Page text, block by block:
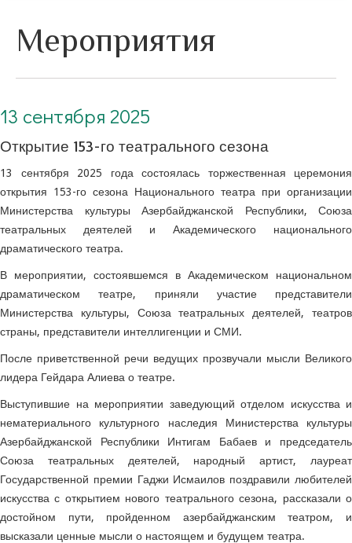
Мероприятия
13 сентября 2025
Открытие 153-го театрального сезона
13 сентября 2025 года состоялась торжественная церемония
открытия 153-го сезона Национального театра при организации
Министерства культуры Азербайджанской Республики, Союза
театральных деятелей и Академического национального
драматического театра.
В мероприятии, состоявшемся в Академическом национальном
драматическом театре, приняли участие представители
Министерства культуры, Союза театральных деятелей, театров
страны, представители интеллигенции и СМИ.
После приветственной речи ведущих прозвучали мысли Великого
лидера Гейдара Алиева о театре.
Выступившие на мероприятии заведующий отделом искусства и
нематериального культурного наследия Министерства культуры
Азербайджанской Республики Интигам Бабаев и председатель
Союза театральных деятелей, народный артист, лауреат
Государственной премии Гаджи Исмаилов поздравили любителей
искусства с открытием нового театрального сезона, рассказали о
достойном пути, пройденном азербайджанским театром, и
высказали ценные мысли о настоящем и будущем театра.